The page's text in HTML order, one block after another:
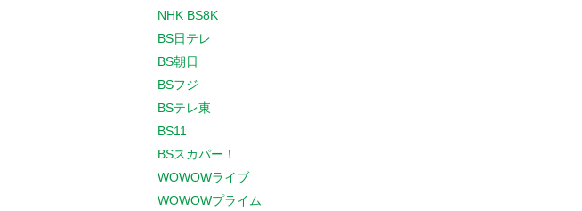
NHK BS8K
BS日テレ
BS朝日
BSフジ
BSテレ東
BS11
BSスカパー！
WOWOWライブ
WOWOWプライム